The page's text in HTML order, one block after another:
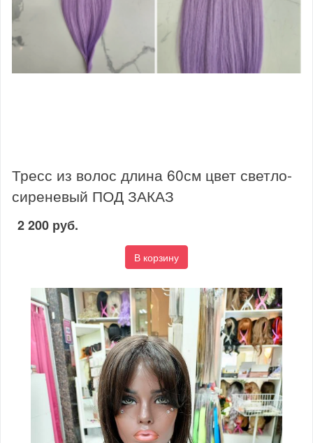
Тресс из волос длина 60см цвет светло-
сиреневый ПОД ЗАКАЗ
2 200 руб.
В корзину